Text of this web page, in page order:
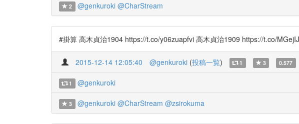
2 @genkuroki @CharStream
#掛算 高木貞治1904 https://t.co/y06zuapfvi 高木貞治1909 https://t.co/
2015-12-14 12:05:40 @genkuroki (投稿一覧) 1 3 0.577
1 @genkuroki
3 @genkuroki @CharStream @zsirokuma